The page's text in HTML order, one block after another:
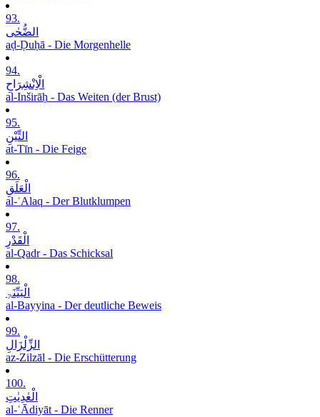
93.
الضُّحٰی
aḍ-Ḍuḥā - Die Morgenhelle
94.
الْاِنْشِرَاحِ
al-Inširāḥ - Das Weiten (der Brust)
95.
التِّیْنِ
at-Tīn - Die Feige
96.
الْعَلَقِ
al-ʿAlaq - Der Blutklumpen
97.
الْقَدْرِ
al-Qadr - Das Schicksal
98.
الْبَیِّنَۃِ
al-Bayyina - Der deutliche Beweis
99.
الزِّلْزَالِ
az-Zilzāl - Die Erschütterung
100.
الْعٰدِیٰتِ
al-ʿĀdiyāt - Die Renner